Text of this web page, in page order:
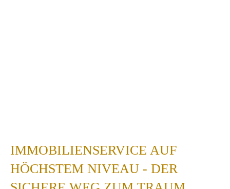
IMMOBILIENSERVICE AUF
HÖCHSTEM NIVEAU - DER